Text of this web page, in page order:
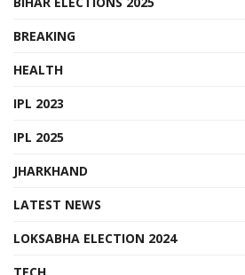
BREAKING
HEALTH
IPL 2023
IPL 2025
JHARKHAND
LATEST NEWS
LOKSABHA ELECTION 2024
TECH